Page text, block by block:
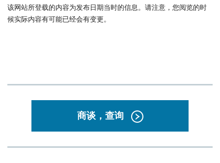
该网站所登载的内容为发布日期当时的信息。请注意，您阅览的时
候实际内容有可能已经会有变更。
商谈，查询